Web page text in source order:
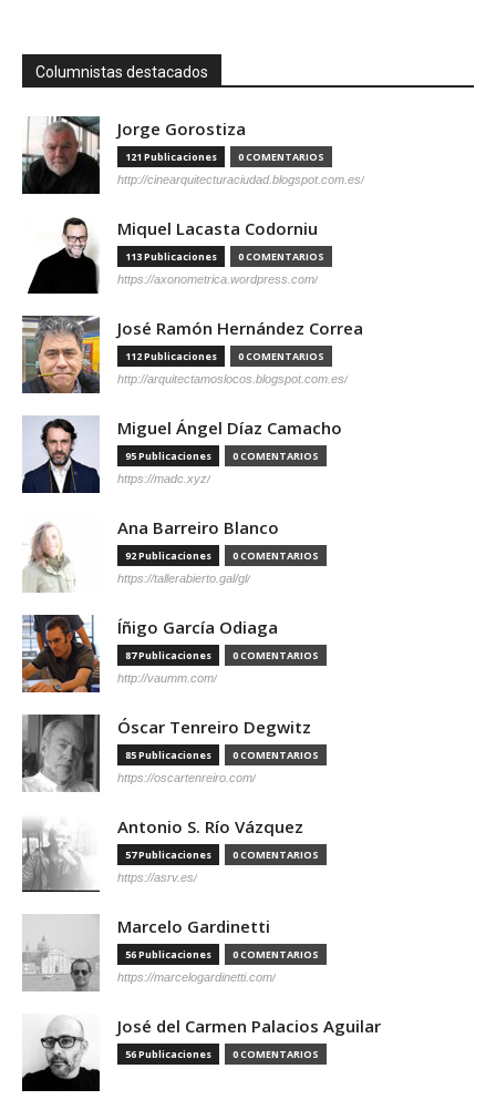
Columnistas destacados
Jorge Gorostiza
121 Publicaciones 0 COMENTARIOS
http://cinearquitecturaciudad.blogspot.com.es/
Miquel Lacasta Codorniu
113 Publicaciones 0 COMENTARIOS
https://axonometrica.wordpress.com/
José Ramón Hernández Correa
112 Publicaciones 0 COMENTARIOS
http://arquitectamoslocos.blogspot.com.es/
Miguel Ángel Díaz Camacho
95 Publicaciones 0 COMENTARIOS
https://madc.xyz/
Ana Barreiro Blanco
92 Publicaciones 0 COMENTARIOS
https://tallerabierto.gal/gl/
Íñigo García Odiaga
87 Publicaciones 0 COMENTARIOS
http://vaumm.com/
Óscar Tenreiro Degwitz
85 Publicaciones 0 COMENTARIOS
https://oscartenreiro.com/
Antonio S. Río Vázquez
57 Publicaciones 0 COMENTARIOS
https://asrv.es/
Marcelo Gardinetti
56 Publicaciones 0 COMENTARIOS
https://marcelogardinetti.com/
José del Carmen Palacios Aguilar
56 Publicaciones 0 COMENTARIOS